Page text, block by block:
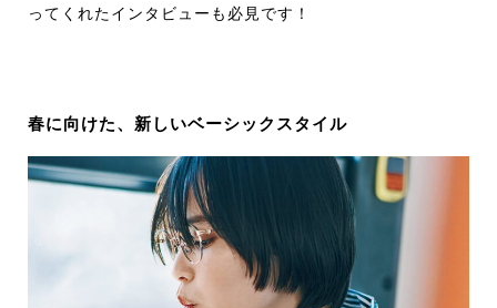
ってくれたインタビューも必見です！
春に向けた、新しいベーシックスタイル